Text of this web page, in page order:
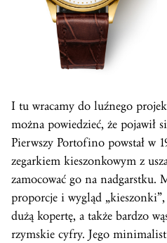
I tu wracamy do luźnego
można powiedzieć, że pojawił
Pierwszy Portofino powstał w
zegarkiem kieszonkowym z
zamocować go na nadgarstku.
proporcje i wygląd
dużą kopertę, a także bardzo
rzymskie cyfry. Jego